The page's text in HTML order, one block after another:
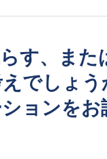
す、また
でしょう
ョンをお